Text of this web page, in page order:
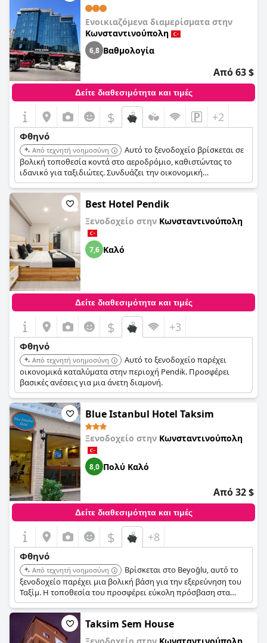
Ενοικιαζόμενα διαμερίσματα στην
Κωνσταντινούπολη
6,8 Βαθμολογία
Από 63 $
Δείτε διαθεσιμότητα και τιμές
$ +2
Φθηνό
Από τεχνητή νοημοσύνη
Αυτό το ξενοδοχείο βρίσκεται σε
βολική τοποθεσία κοντά στο αεροδρόμιο, καθιστώντας το
ιδανικό για ταξιδιώτες. Συνδυάζει την οικονομική
προσιτότητα με τις βασικές ανέσεις.
Best Hotel Pendik
Ξενοδοχείο στην Κωνσταντινούπολη
7,6 Καλό
Δείτε διαθεσιμότητα και τιμές
$ +3
Φθηνό
Από τεχνητή νοημοσύνη
Αυτό το ξενοδοχείο παρέχει
οικονομικά καταλύματα στην περιοχή Pendik. Προσφέρει
βασικές ανέσεις για μια άνετη διαμονή.
Blue Istanbul Hotel Taksim
Ξενοδοχείο στην Κωνσταντινούπολη
8,0 Πολύ Καλό
Από 32 $
Δείτε διαθεσιμότητα και τιμές
$ +8
Φθηνό
Από τεχνητή νοημοσύνη
Βρίσκεται στο Beyoğlu, αυτό το
ξενοδοχείο παρέχει μια βολική βάση για την εξερεύνηση του
Ταξίμ. Η τοποθεσία του προσφέρει εύκολη πρόσβαση στα
μέσα μαζικής μεταφοράς και στα κοντινά αξιοθέατα,
καθιστώντας το μια πρακτική επιλογή για ταξιδιώτες με
χαμηλό προϋπολογισμό.Taksim Sem House